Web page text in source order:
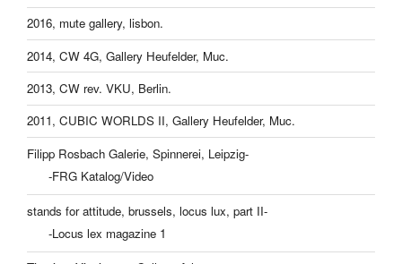
2016, mute gallery, lisbon.
2014, CW 4G, Gallery Heufelder, Muc.
2013, CW rev. VKU, Berlin.
2011, CUBIC WORLDS II, Gallery Heufelder, Muc.
Filipp Rosbach Galerie, Spinnerei, Leipzig-
-FRG Katalog/Video
stands for attitude, brussels, locus lux, part II-
-Locus lex magazine 1